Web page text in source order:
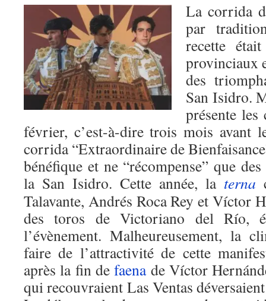
La corrida
par
recette
provinciaux
des
San Isidro.
présente
février, c’est-à-dire trois mois avant
corrida “Extraordinaire de
bénéfique et ne “récompense” que
la San Isidro. Cette année, la terna
Talavante, Andrés Roca Rey et Víctor
des toros de Victoriano del Río,
l’évènement. Malheureusement, la
faire de l’attractivité de cette
après la fin defaenade Víctor
qui recouvraient Las Ventas